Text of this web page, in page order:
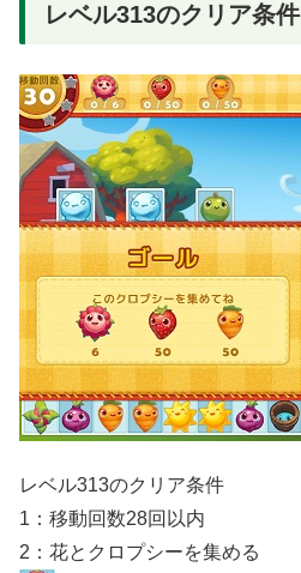
レベル313のクリア条件
レベル313のクリア条件
1：移動回数28回以内
2：花とクロプシーを集める